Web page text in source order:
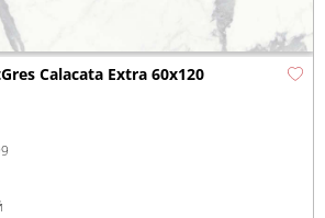
Calacata Extra 60x120